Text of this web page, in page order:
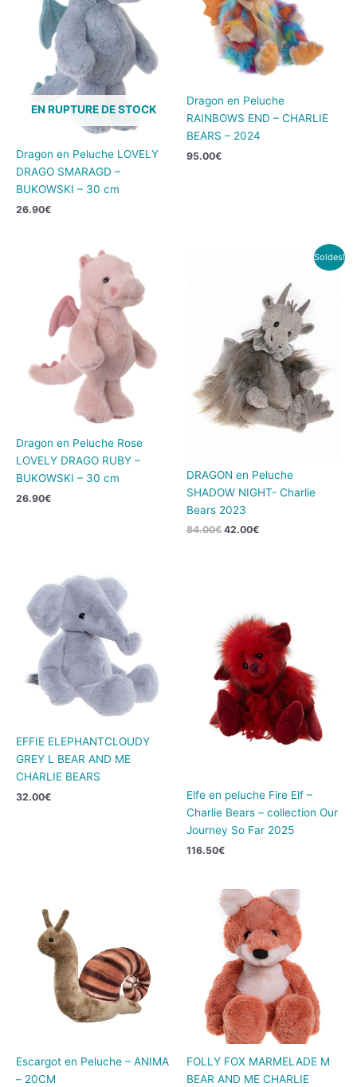
EN RUPTURE DE STOCK
Dragon en Peluche LOVELY
DRAGO SMARAGD –
BUKOWSKI – 30 cm
26.90€
Dragon en Peluche
RAINBOWS END – CHARLIE
BEARS – 2024
95.00€
Dragon en Peluche Rose
LOVELY DRAGO RUBY –
BUKOWSKI – 30 cm
26.90€
Soldes!
DRAGON en Peluche
SHADOW NIGHT- Charlie
Bears 2023
84.00€ 42.00€
est :
42.00€.
EFFIE ELEPHANTCLOUDY
GREY L BEAR AND ME
CHARLIE BEARS
32.00€
Elfe en peluche Fire Elf –
Charlie Bears – collection Our
Journey So Far 2025
116.50€
Escargot en Peluche – ANIMA
– 20CM
FOLLY FOX MARMELADE M
BEAR AND ME CHARLIE